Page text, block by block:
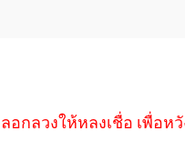
กลวงให้หลงเชื่อ เพื่อห